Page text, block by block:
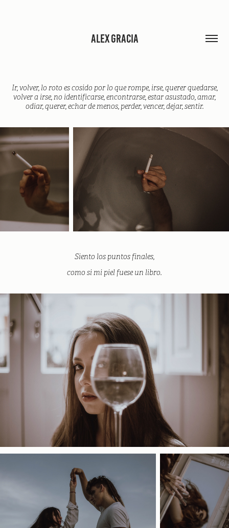
ALEX GRACIA
Ir, volver, lo roto es cosido por lo que rompe, irse, querer quedarse,
volver a irse, no identificarse, encontrarse, estar asustado, amar,
odiar, querer, echar de menos, perder, vencer, dejar, sentir.
Siento los puntos finales,
como si mi piel fuese un libro.